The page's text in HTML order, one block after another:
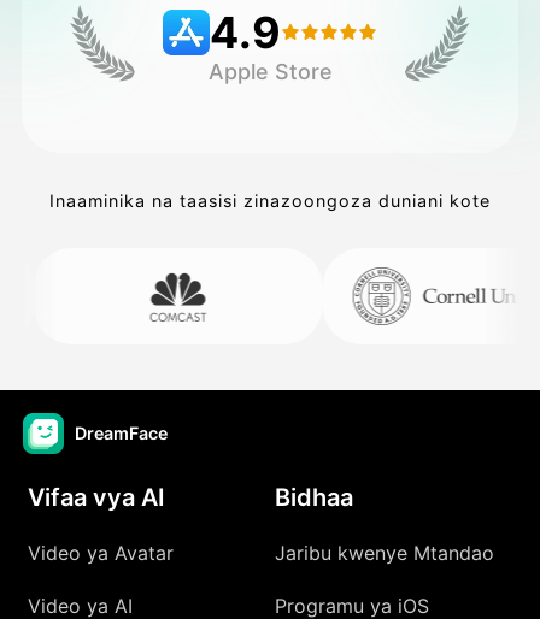
4.9
Apple Store
Inaaminika na taasisi zinazoongoza duniani kote
DreamFace
Vifaa vya AI
Video ya Avatar
Video ya AI
Bidhaa
Jaribu kwenye Mtandao
Programu ya iOS